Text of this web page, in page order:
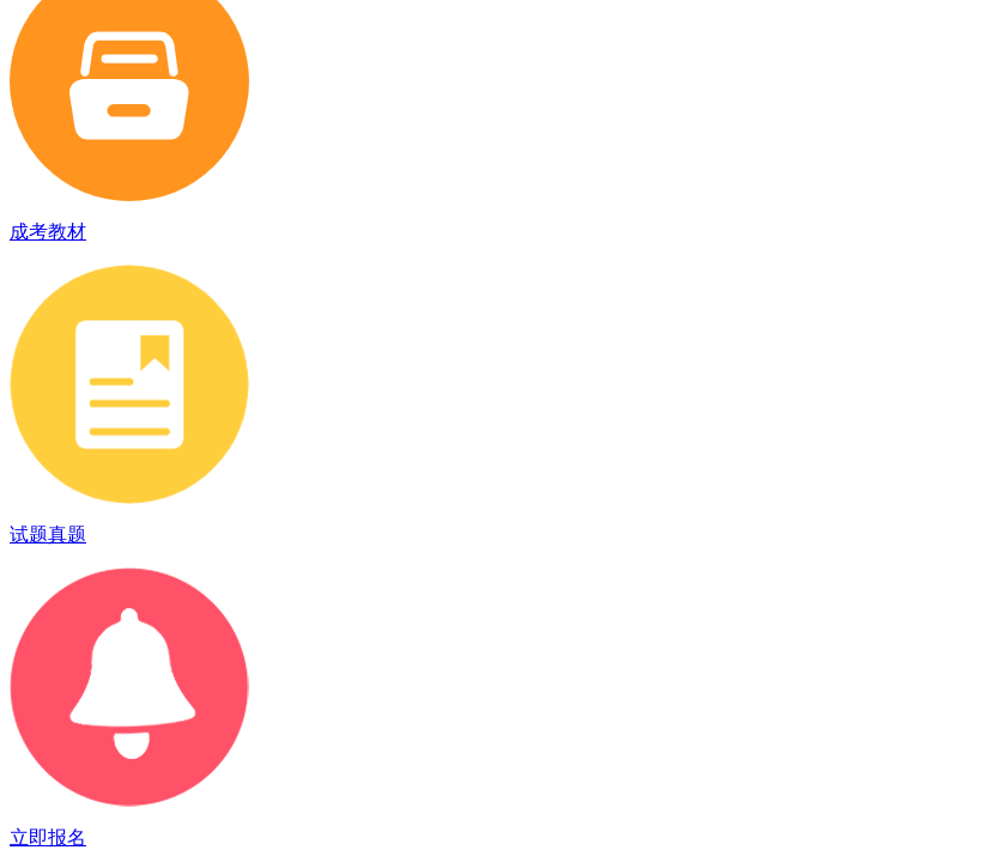
成考教材
试题真题
立即报名